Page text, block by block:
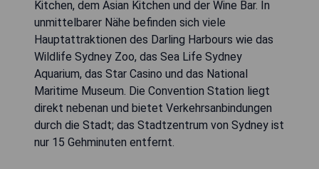
Kitchen, dem Asian Kitchen und der Wine Bar. In
unmittelbarer Nähe befinden sich viele
Hauptattraktionen des Darling Harbours wie das
Wildlife Sydney Zoo, das Sea Life Sydney
Aquarium, das Star Casino und das National
Maritime Museum. Die Convention Station liegt
direkt nebenan und bietet Verkehrsanbindungen
durch die Stadt; das Stadtzentrum von Sydney ist
nur 15 Gehminuten entfernt.